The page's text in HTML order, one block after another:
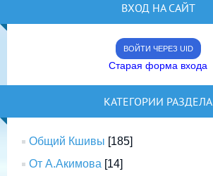
ВХОД НА САЙТ
ВОЙТИ ЧЕРЕЗ UID
Старая форма входа
КАТЕГОРИИ РАЗДЕЛА
Общий Кшивы [185]
От А.Акимова [14]